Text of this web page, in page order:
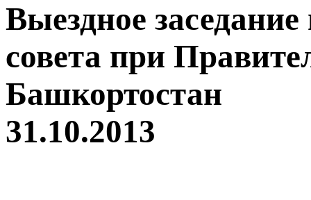
Выездное
совета при
Башкортостан
31.10.2013